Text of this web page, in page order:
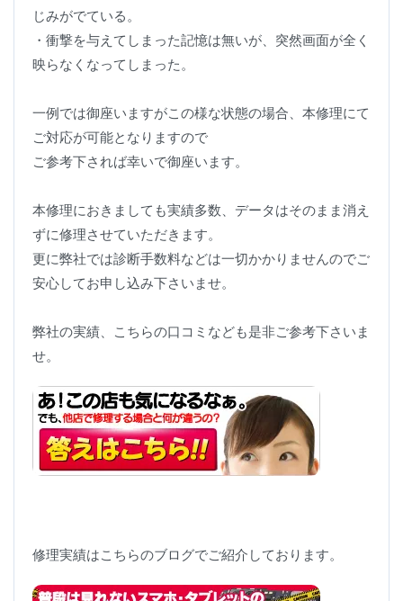
じみがでている。
・衝撃を与えてしまった記憶は無いが、突然画面が全く
映らなくなってしまった。
一例では御座いますがこの様な状態の場合、本修理にて
ご対応が可能となりますので
ご参考下されば幸いで御座います。
本修理におきましても実績多数、データはそのまま消え
ずに修理させていただきます。
更に弊社では診断手数料などは一切かかりませんのでご
安心してお申し込み下さいませ。
弊社の実績、こちらの口コミなども是非ご参考下さいま
せ。
修理実績はこちらのブログでご紹介しております。